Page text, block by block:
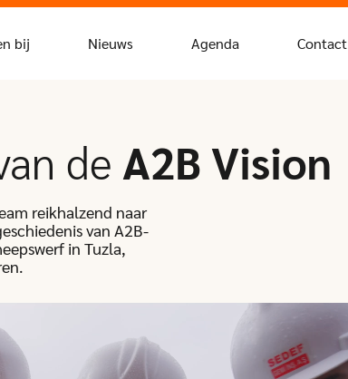
bij Nieuws Agenda Contact
de A2B Vision
reikhalzend naar
van A2B-
in Tuzla,